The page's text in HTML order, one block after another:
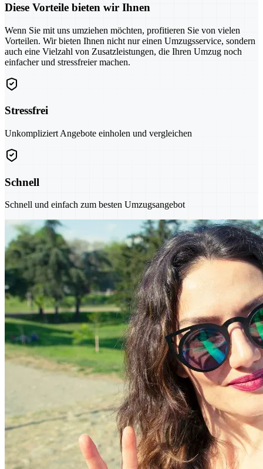
Diese Vorteile bieten wir Ihnen
Wenn Sie mit uns umziehen möchten, profitieren Sie von vielen
Vorteilen. Wir bieten Ihnen nicht nur einen Umzugsservice, sondern
auch eine Vielzahl von Zusatzleistungen, die Ihren Umzug noch
einfacher und stressfreier machen.
Stressfrei
Unkompliziert Angebote einholen und vergleichen
Schnell
Schnell und einfach zum besten Umzugsangebot